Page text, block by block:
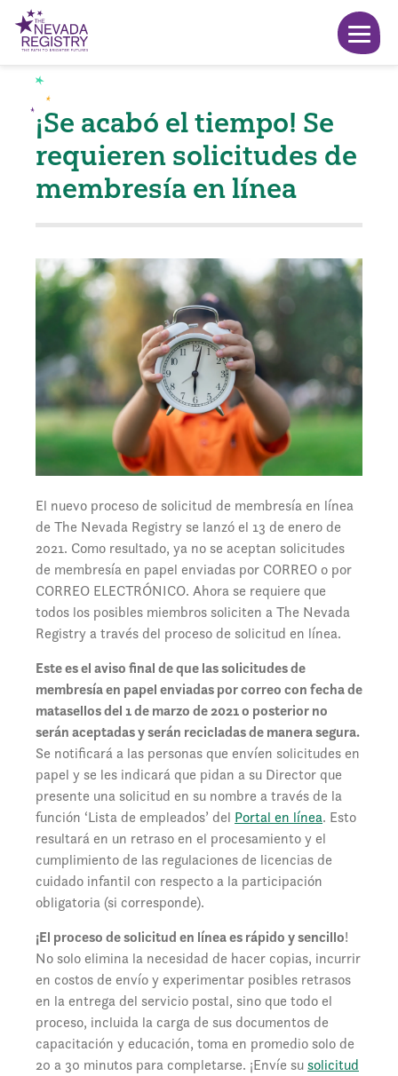
¡Se acabó el tiempo! Se
requieren solicitudes de
membresía en línea
El nuevo proceso de solicitud de membresía en línea
de The Nevada Registry se lanzó el 13 de enero de
2021. Como resultado, ya no se aceptan solicitudes
de membresía en papel enviadas por CORREO o por
CORREO ELECTRÓNICO. Ahora se requiere que
todos los posibles miembros soliciten a The Nevada
Registry a través del proceso de solicitud en línea.
Este es el aviso final de que las solicitudes de
membresía en papel enviadas por correo con fecha de
matasellos del 1 de marzo de 2021 o posterior no
serán aceptadas y serán recicladas de manera segura.
Se notificará a las personas que envíen solicitudes en
papel y se les indicará que pidan a su Director que
presente una solicitud en su nombre a través de la
función ‘Lista de empleados’ del Portal en línea. Esto
resultará en un retraso en el procesamiento y el
cumplimiento de las regulaciones de licencias de
cuidado infantil con respecto a la participación
obligatoria (si corresponde).
¡El proceso de solicitud en línea es rápido y sencillo!
No solo elimina la necesidad de hacer copias, incurrir
en costos de envío y experimentar posibles retrasos
en la entrega del servicio postal, sino que todo el
proceso, incluida la carga de sus documentos de
capacitación y educación, toma en promedio solo de
20 a 30 minutos para completarse. ¡Envíe susolicitud